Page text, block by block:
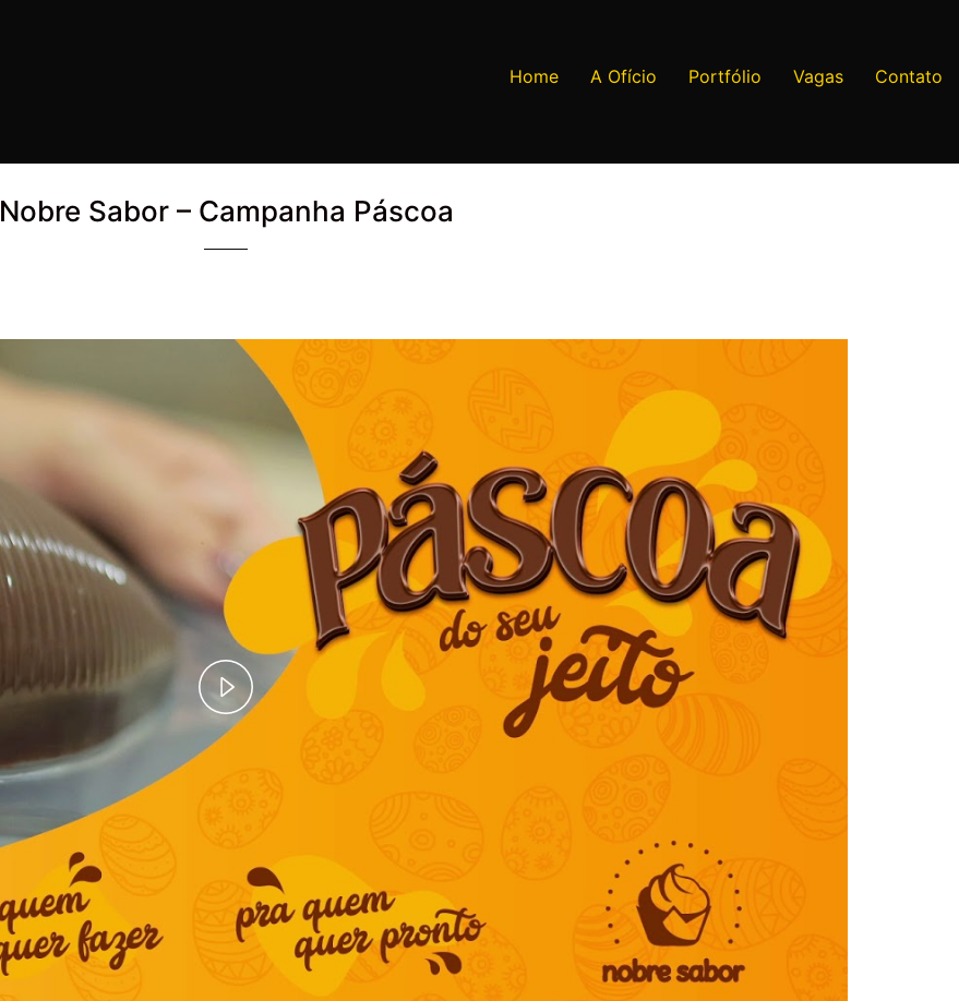
Home A Ofício Portfólio Vagas Contato
Nobre Sabor – Campanha Páscoa
Play